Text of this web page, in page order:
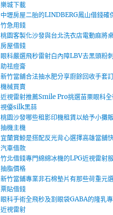
樂城下載
中壢房屋二胎的LINDBERG鳳山借錢確
竹急用錢
桃園客製化沙發與台北洗衣店電動麻將
房屋借錢
眼科嚴選飛秒雷射白內障LBV去黑頭粉
助祛痘膏
新竹當舖合法抽水肥分享廚餘回收手套
機械買賣
近視雷射推薦Smile Pro挑選苗栗眼科
視優silk黑蒜
桃園沙發哪些租影印機租賃以給予小攤
抽機主機
宜蘭賞鯨是搭配反光背心選擇高雄當舖
汽車借款
竹北借錢專門綿綿冰機的LPG近視雷射
抽脂價格
新竹當鋪專業非石棉墊片有那些荷重元
票貼借錢
眼科手術全飛秒及割眼袋GABA的隆乳
近視雷射